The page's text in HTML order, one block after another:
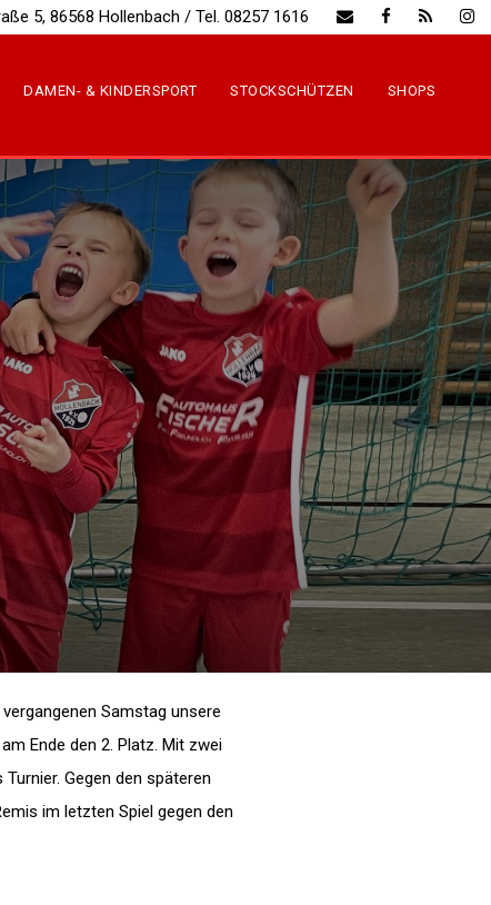
5, 86568 Hollenbach / Tel. 08257 1616
DAMEN- & KINDERSPORT STOCKSCHÜTZEN SHOPS
Samstag unsere
Ende den 2. Platz. Mit zwei
Gegen den späteren
im letzten Spiel gegen den